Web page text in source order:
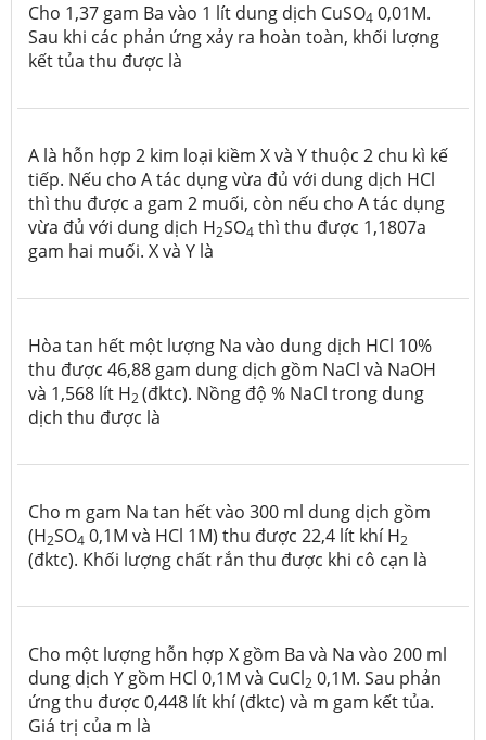
Cho 1,37 gam Ba vào 1 lít dung dịch CuSO4 0,01M.
Sau khi các phản ứng xảy ra hoàn toàn, khối lượng
kết tủa thu được là
A là hỗn hợp 2 kim loại kiềm X và Y thuộc 2 chu kì kế
tiếp. Nếu cho A tác dụng vừa đủ với dung dịch HCl
thì thu được a gam 2 muối, còn nếu cho A tác dụng
vừa đủ với dung dịch H2SO4 thì thu được 1,1807a
gam hai muối. X và Y là
Hòa tan hết một lượng Na vào dung dịch HCl 10%
thu được 46,88 gam dung dịch gồm NaCl và NaOH
và 1,568 lít H2(đktc). Nồng độ % NaCl trong dung
dịch thu được là
Cho m gam Na tan hết vào 300 ml dung dịch gồm
(H2SO4 0,1M và HCl 1M) thu được 22,4 lít khí H2
(đktc). Khối lượng chất rắn thu được khi cô cạn là
Cho một lượng hỗn hợp X gồm Ba và Na vào 200 ml
dung dịch Y gồm HCl 0,1M và CuCl2 0,1M. Sau phản
ứng thu được 0,448 lít khí (đktc) và m gam kết tủa.
Giá trị của m là